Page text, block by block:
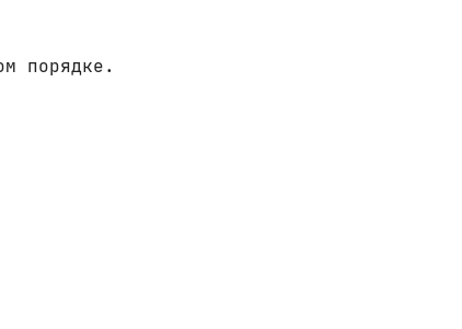
порядке.